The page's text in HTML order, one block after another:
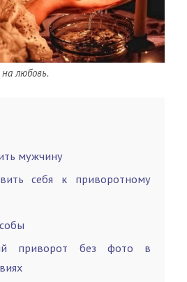
любовь.
мужчину
себя к приворотному
приворот без фото в